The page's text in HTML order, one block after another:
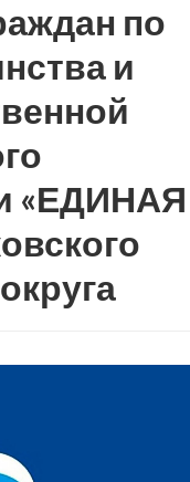
по
и
«ЕДИНАЯ